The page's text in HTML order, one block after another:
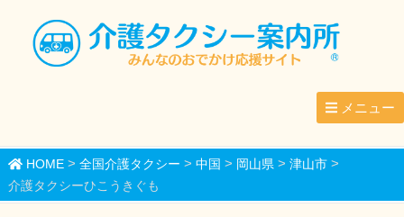
メニュー
HOME> 全国介護タクシー > 中国 > 岡山県> 津山市>
介護タクシーひこうきぐも